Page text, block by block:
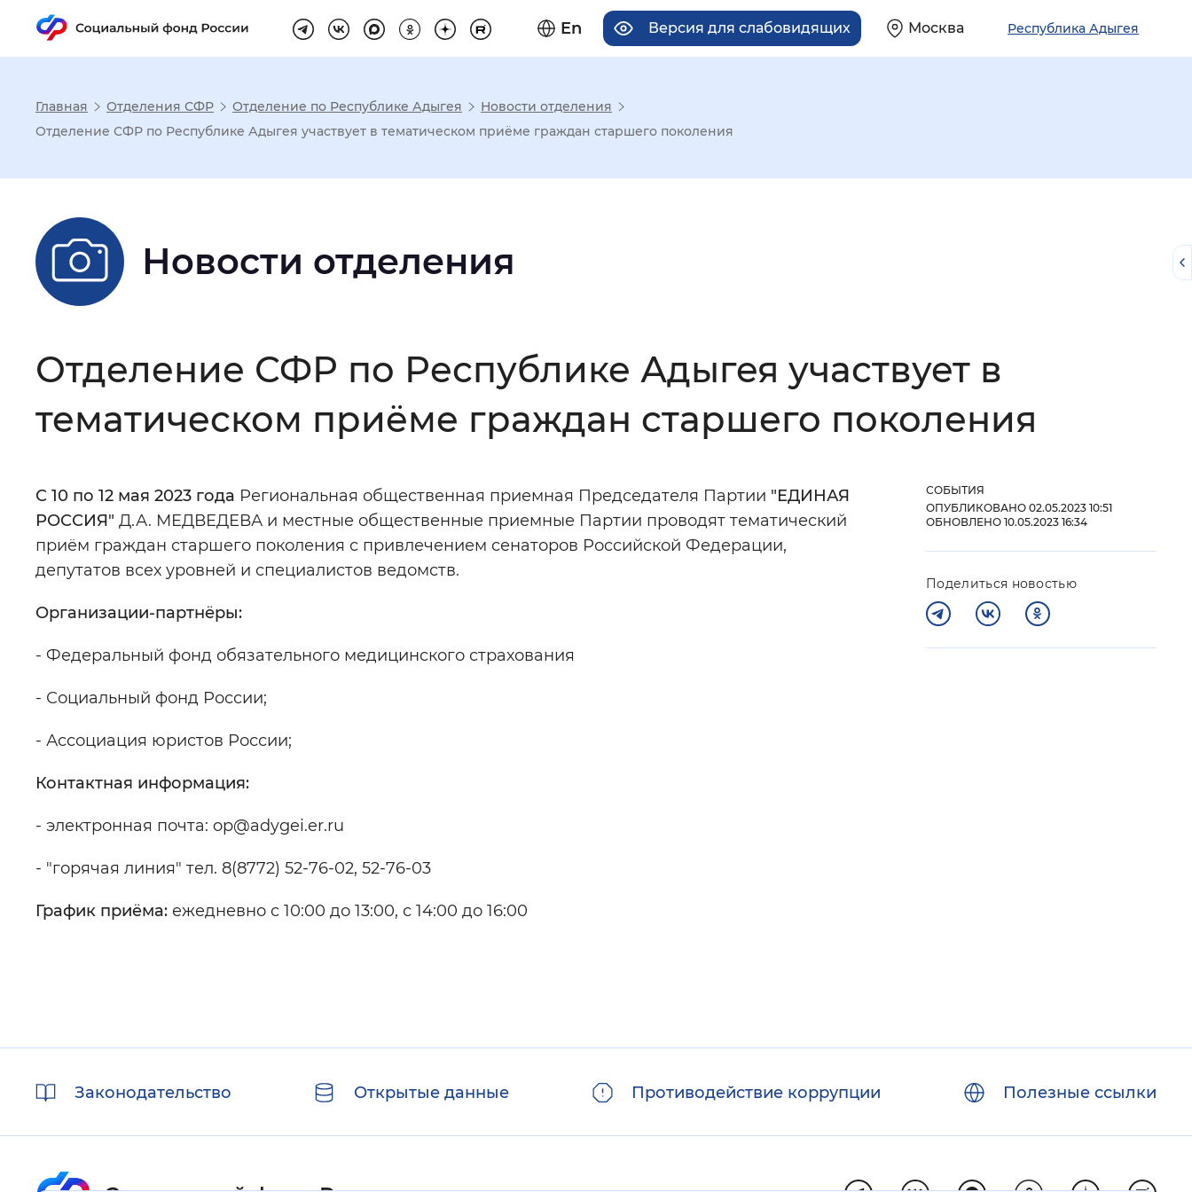
En Версия для слабовидящих Москва Республика Адыгея
Настройка режима отображения
Шрифт: Без засечек С засечками
Интервал между буквами Увеличенный
Цвет сайта Монохромный Инверсивный монохромный Синий фон
Изображения: Включены Выключены
Звуковой ассистент: Воспроизвести
Вернуть стандартные настройки
Главная Отделения СФР Отделение по Республике Адыгея
Новости отделения
Отделение СФР по Республике Адыгея участвует в тематическом приёме граждан старшего поколения
Новости отделения
Отделение СФР по Республике Адыгея участвует в
тематическом приёме граждан старшего поколения
С 10 по 12 мая 2023 года Региональная общественная приемная Председателя Партии "ЕДИНАЯ
РОССИЯ" Д.А. МЕДВЕДЕВА и местные общественные приемные Партии проводят тематический
приём граждан старшего поколения с привлечением сенаторов Российской Федерации,
депутатов всех уровней и специалистов ведомств.
Организации-партнёры:
- Федеральный фонд обязательного медицинского страхования
- Социальный фонд России;
- Ассоциация юристов России;
Контактная информация:
- электронная почта: op@adygei.er.ru
- "горячая линия" тел. 8(8772) 52-76-02, 52-76-03
График приёма: ежедневно с 10:00 до 13:00, с 14:00 до 16:00
СОБЫТИЯ
ОПУБЛИКОВАНО 02.05.2023 10:51
ОБНОВЛЕНО 10.05.2023 16:34
Поделиться новостью
ссылкиЗаконодательство Открытые данные Противодействие коррупции Полезные ссылки